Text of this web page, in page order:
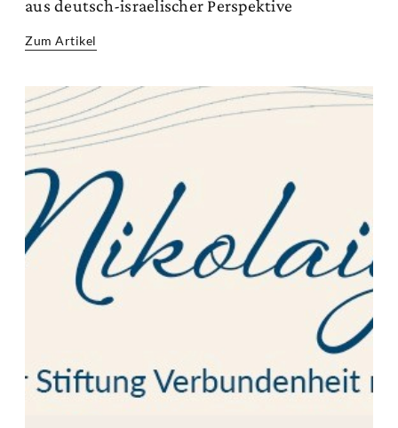
aus deutsch-israelischer Perspektive
Zum Artikel